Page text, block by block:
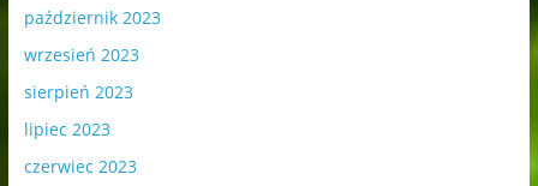
październik 2023
wrzesień 2023
sierpień 2023
lipiec 2023
czerwiec 2023